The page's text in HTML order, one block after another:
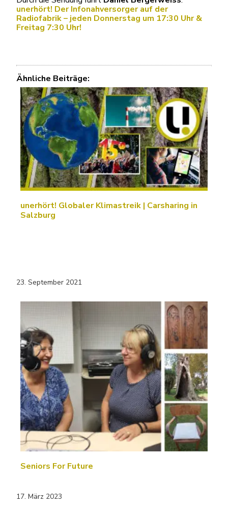
unerhört! Der Infonahversorger auf der
Radiofabrik – jeden Donnerstag um 17:30 Uhr &
Freitag 7:30 Uhr!
Ähnliche Beiträge:
unerhört! Globaler Klimastreik | Carsharing in
Salzburg
23. September 2021
Seniors For Future
17. März 2023